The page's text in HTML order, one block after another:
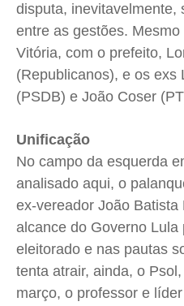
disputa, inevitavelmente,
entre as gestões.
Vitória, com o prefeito,
(Republicanos), e os exs
(PSDB) e João Coser
Unificação
No campo da esquerda
analisado aqui, o
ex-vereador João Batista
alcance do Governo Lula
eleitorado e nas pautas
tenta atrair, ainda, o
março, o professor e